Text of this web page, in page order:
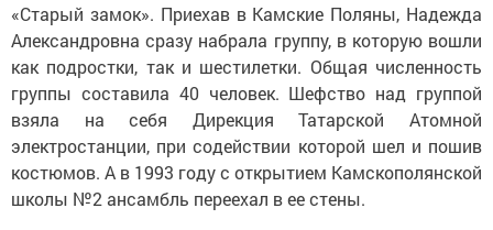
«Старый замок». Приехав в Камские Поляны, Надежда
Александровна сразу набрала группу, в которую вошли
как подростки, так и шестилетки. Общая численность
группы составила 40 человек. Шефство над группой
взяла на себя Дирекция Татарской Атомной
электростанции, при содействии которой шел и пошив
костюмов. А в 1993 году с открытием Камскополянской
школы №2 ансамбль переехал в ее стены.